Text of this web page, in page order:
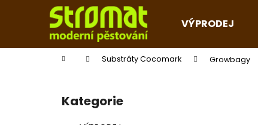
VÝPRODEJ
Domů Substráty Cocomark Growbagy
Přeskočit
kategorie
Kategorie
í
Zpět
do
Zpět
do